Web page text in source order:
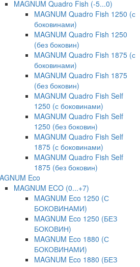
MAGNUM Quadro Fish (-5...0)
MAGNUM Quadro Fish 1250 (с
боковинами)
MAGNUM Quadro Fish 1250
(без боковин)
MAGNUM Quadro Fish 1875 (с
боковинами)
MAGNUM Quadro Fish 1875
(без боковин)
MAGNUM Quadro Fish Self
1250 (с боковинами)
MAGNUM Quadro Fish Self
1250 (без боковин)
MAGNUM Quadro Fish Self
1875 (с боковинами)
MAGNUM Quadro Fish Self
1875 (без боковин)
Eco
MAGNUM ECO (0...+7)
MAGNUM Eco 1250 (С
БОКОВИНАМИ)
MAGNUM Eco 1250 (БЕЗ
БОКОВИН)
MAGNUM Eco 1880 (С
БОКОВИНАМИ)
MAGNUM Eco 1880 (БЕЗ